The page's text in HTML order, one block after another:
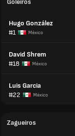
Goleiros
Hugo González
#1
México
David Shrem
#18
México
Luis Garcia
#22
México
Zagueiros